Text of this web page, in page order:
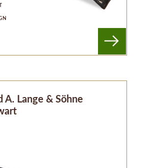
A. Lange & Söhne